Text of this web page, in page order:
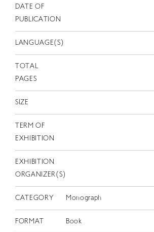
DATE OF
PUBLICATION
LANGUAGE(S)
TOTAL
PAGES
SIZE
TERM OF
EXHIBITION
EXHIBITION
ORGANIZER(S)
CATEGORY Monograph
FORMAT Book